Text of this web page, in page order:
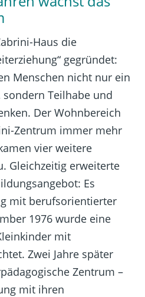
Haus die
gegründet:
Menschen nicht nur ein
Teilhabe und
Der Wohnbereich
Zentrum immer mehr
vier weitere
Gleichzeitig erweiterte
Es
mit berufsorientierter
1976 wurde eine
mit
Zwei Jahre später
Zentrum –
mit ihren